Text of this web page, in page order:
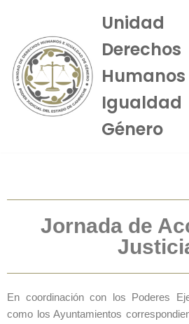
Saltar
al
contenido
Unidad
Derechos
Género
Jornada de
En coordinación con los Poderes
como los Ayuntamientos